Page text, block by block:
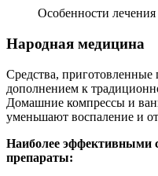
Особенности
Народная медицина
Средства,
дополнением к
Домашние компрессы и
уменьшают воспаление и
Наиболее эффективными
препараты: